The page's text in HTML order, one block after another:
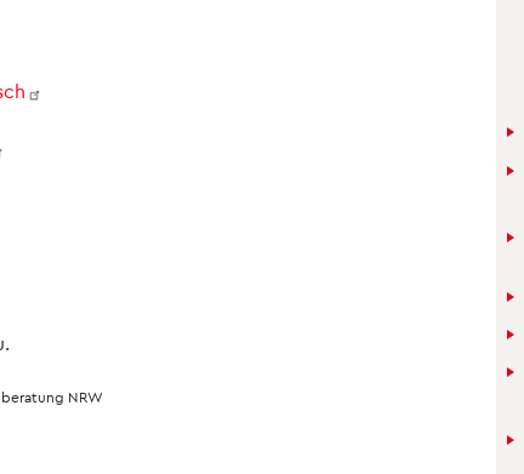
NRW